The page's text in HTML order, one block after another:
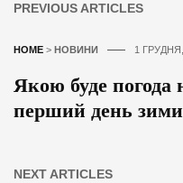
PREVIOUS ARTICLES
HOME > НОВИНИ 1
Якою буде погода
перший день зими
NEXT ARTICLES